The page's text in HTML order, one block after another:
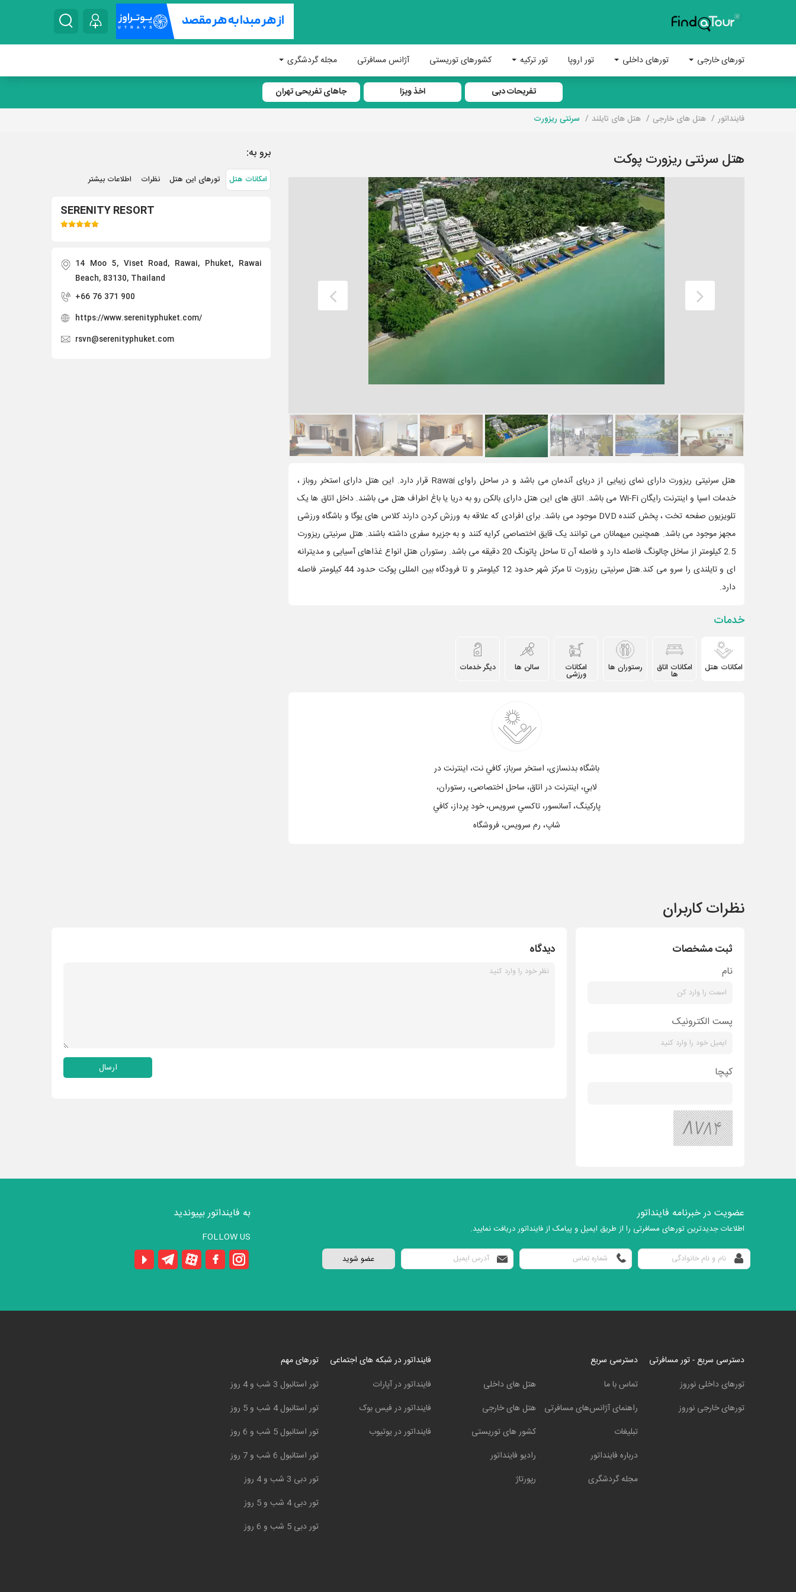
تورهای خارجی تورهای داخلی تور اروپا تور ترکیه کشورهای توریستی آژانس مسافرتی مجله گردشگری
تفریحات دبی اخذ ویزا جاهای تفریحی تهران
فاینداتور هتل های خارجی هتل های تایلند سرنتی ریزورت
هتل سرنتی ریزورت پوکت برو به:
امکانات هتل تورهای این هتل نظرات اطلاعات بیشتر
SERENITY RESORT
14 Moo 5, Viset Road, Rawai, Phuket, Rawai
Beach, 83130, Thailand
+66 76 371 900
https://www.serenityphuket.com/
rsvn@serenityphuket.com
هتل سرنیتی ریزورت دارای نمای زیبایی از دریای آندمان می باشد و در ساحل راوای Rawai قرار دارد. این هتل دارای استخر روباز ،
خدمات اسپا و اینترنت رایگان Wi-Fi می باشد. اتاق های این هتل دارای بالکن رو به دریا یا باغ اطراف هتل می باشند. داخل اتاق ها یک
تلویزیون صفحه تخت ، پخش کننده DVD موجود می باشد. برای افرادی که علاقه به ورزش کردن دارند کلاس های یوگا و باشگاه ورزشی
مجهز موجود می باشد. همچنین میهمانان می توانند یک قایق اختصاصی کرایه کنند و به جزیره سفری داشته باشند. هتل سرنیتی ریزورت
2.5 کیلومتر از ساخل چالونگ فاصله دارد و فاصله آن تا ساحل پاتونگ 20 دقیقه می باشد. رستوران هتل انواع غذاهای آسیایی و مدیترانه
ای و تایلندی را سرو می کند.هتل سرنیتی ریزورت تا مرکز شهر حدود 12 کیلومتر و تا فرودگاه بین المللی پوکت حدود 44 کیلومتر فاصله
دارد.
خدمات
امکانات هتل امکانات اتاق
ها
رستوران ها امکانات
ورزشی
سالن ها دیگر خدمات
باشگاه بدنسازی، استخر سرباز، کافي نت، اينترنت در
لابي، اينترنت در اتاق، ساحل اختصاصی، رستوران،
پارکينگ، آسانسور، تاکسي سرويس، خود پرداز، کافي
شاپ، رم سرويس، فروشگاه
نظرات کاربران
ثبت مشخصات
نام
پست الکترونیک
کپچا
دیدگاه
ارسال
عضویت در خبرنامه فاینداتور
اطلاعات جدیدترین تورهای مسافرتی را از طریق ایمیل و پیامک از فاینداتور دریافت نمایید.
به فاینداتور بپیوندید
FOLLOW US
دسترسی سریع - تور مسافرتی
تورهای داخلی نوروز
تورهای خارجی نوروز
دسترسی سریع
تماس با ما
راهنمای آژانس‌های مسافرتی
تبلیغات
درباره فاینداتور
مجله گردشگری
هتل های داخلی
هتل های خارجی
کشور های توریستی
رادیو فاینداتور
رپورتاژ
فاینداتور در شبکه های اجتماعی
فاینداتور در آپارات
فاینداتور در فیس بوک
فاینداتور در یوتیوب
تورهای مهم
تور استانبول 3 شب و 4 روز
تور استانبول 4 شب و 5 روز
تور استانبول 5 شب و 6 روز
تور استانبول 6 شب و 7 روز
تور دبی 3 شب و 4 روز
تور دبی 4 شب و 5 روز
تور دبی 5 شب و 6 روز